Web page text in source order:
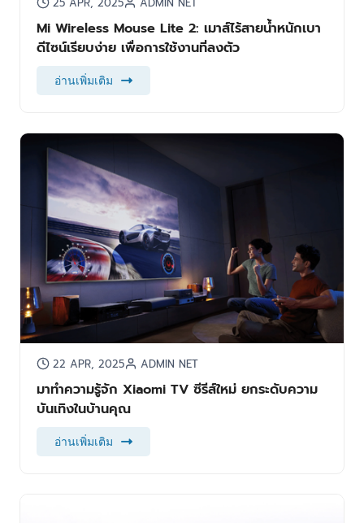
25 APR, 2025 ADMIN NET
Mi Wireless Mouse Lite 2: เมาส์ไร้สายน้ำหนักเบา
ดีไซน์เรียบง่าย เพื่อการใช้งานที่ลงตัว
อ่านเพิ่มเติม
22 APR, 2025 ADMIN NET
มาทำความรู้จัก Xiaomi TV ซีรีส์ใหม่ ยกระดับความ
บันเทิงในบ้านคุณ
อ่านเพิ่มเติม